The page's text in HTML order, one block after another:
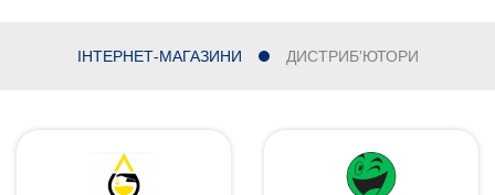
ІНТЕРНЕТ-МАГАЗИНИ ДИСТРИБ'ЮТОРИ